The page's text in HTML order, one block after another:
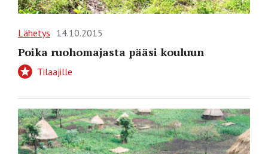
Lähetys 14.10.2015
Poika ruohomajasta pääsi kouluun
Tilaajille